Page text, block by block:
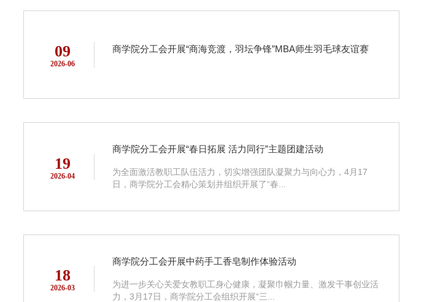
09
2026-06
商学院分工会开展“商海竞渡，羽坛争锋”MBA师生羽毛球友谊赛
19
2026-04
商学院分工会开展“春日拓展 活力同行”主题团建活动
为全面激活教职工队伍活力，切实增强团队凝聚力与向心力，4月17
日，商学院分工会精心策划并组织开展了“春...
18
2026-03
商学院分工会开展中药手工香皂制作体验活动
为进一步关心关爱女教职工身心健康，凝聚巾帼力量、激发干事创业活
力，3月17日，商学院分工会组织开展“三...